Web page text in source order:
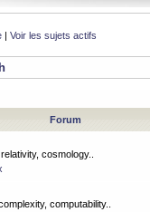
| Voir les sujets actifs
Forum
cosmology..
computability..